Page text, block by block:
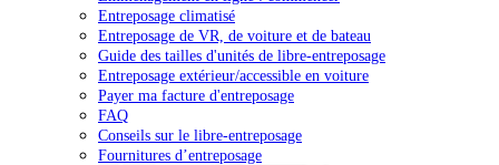
Entreposage climatisé
Entreposage de VR, de voiture et de bateau
Guide des tailles d'unités de libre-entreposage
Entreposage extérieur/accessible en voiture
Payer ma facture d'entreposage
FAQ
Conseils sur le libre-entreposage
Fournitures d’entreposage